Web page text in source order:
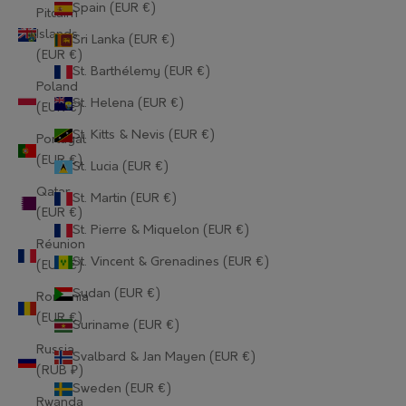
Pitcairn
Islands
(EUR €)
Poland
(EUR €)
Portugal
(EUR €)
Qatar
(EUR €)
Réunion
(EUR €)
Romania
(EUR €)
Russia
(RUB ₽)
Rwanda
Spain (EUR €)
Sri Lanka (EUR €)
St. Barthélemy (EUR €)
St. Helena (EUR €)
St. Kitts & Nevis (EUR €)
St. Lucia (EUR €)
St. Martin (EUR €)
St. Pierre & Miquelon (EUR €)
St. Vincent & Grenadines (EUR €)
Sudan (EUR €)
Suriname (EUR €)
Svalbard & Jan Mayen (EUR €)
Sweden (EUR €)
Guernsey (EUR €)
Guinea (EUR €)
Guinea-Bissau (EUR €)
Haiti (EUR €)
Honduras (EUR €)
Hong Kong SAR (EUR €)
Hungary (EUR €)
Iceland (EUR €)
India (EUR €)
Indonesia (EUR €)